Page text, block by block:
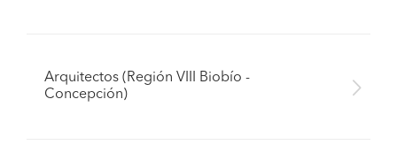
Arquitectos (Región VIII Biobío -
Concepción)